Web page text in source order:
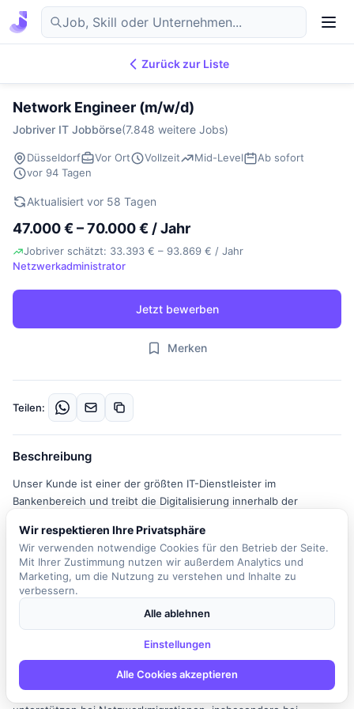
DE
Zurück zur Liste
Network Engineer (m/w/d)
Jobriver IT Jobbörse(7.848 weitere Jobs)
Düsseldorf Vor Ort Vollzeit Mid-Level
Ab sofort
vor 94 Tagen
Aktualisiert vor 58 Tagen
47.000 € – 70.000 € / Jahr
Jobriver schätzt: 33.393 € – 93.869 € / Jahr
Netzwerkadministrator
Jetzt bewerben
Merken
Teilen:
Beschreibung
Unser Kunde ist einer der größten IT-Dienstleister im
Bankenbereich und treibt die Digitalisierung innerhalb der
Standorten bietet das Unternehmen ein breites Spektrum an
Aufgaben, in dem individuelle Stärken hervorragend zur Geltung
kommen. In der Rolle des Network Engineers sind Sie Teil der
Organisationseinheit Service Institutsanbindungen, die für die
Steuerung von 1st- und 2nd-Level-Incidents der Carrier-
umfassen die Konzeption, Bereitstellung und den Betrieb der
WAN-Netzwerke unserer Kunden, sowohl im Standard- als auch
im Individualgeschäft. Sie begleiten den operativen Betrieb
unserer Netzwerklösungen im 1st- und 2nd-Level-Support und
Wir respektieren Ihre Privatsphäre
Wir verwenden notwendige Cookies für den Betrieb der Seite.
Mit Ihrer Zustimmung nutzen wir außerdem Analytics und
Marketing, um die Nutzung zu verstehen und Inhalte zu
verbessern.
Alle ablehnen
Einstellungen
Alle Cookies akzeptieren